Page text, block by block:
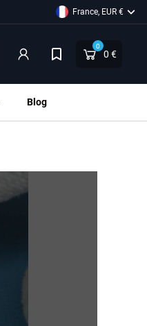
France, EUR €
0
0 €
Blog